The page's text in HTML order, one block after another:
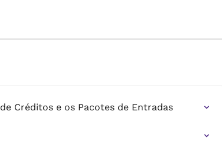
Créditos e os Pacotes de Entradas